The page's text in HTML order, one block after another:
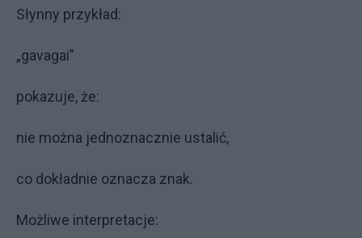
Słynny przykład:
„gavagai”
pokazuje, że:
nie można jednoznacznie ustalić,
co dokładnie oznacza znak.
Możliwe interpretacje: